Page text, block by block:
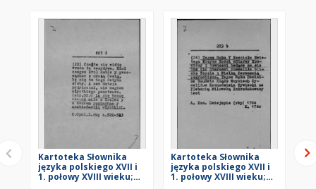
Kartoteka Słownika
języka polskiego XVII i
1. połowy XVIII wieku;
Kartoteka Słownika
języka polskiego XVII i
1. połowy XVIII wieku;